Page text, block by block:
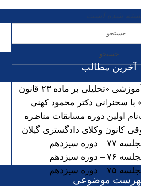
آخرین مطالب
ویدیوی دوره آموزشی «تحلیلی بر ماده ۲۳ قانون
سخنرانی دکتر محمود کهنی
اولین دوره مسابقات مناظره
کانون وکلای دادگستری گیلان
دوره سیزدهم
دوره سیزدهم
دوره سیزدهم
موضوعی